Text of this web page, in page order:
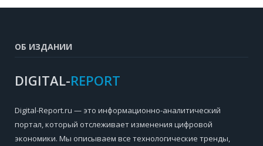
ОБ ИЗДАНИИ
DIGITAL-REPORT
Digital-Report.ru — это информационно-аналитический
портал, который отслеживает изменения цифровой
экономики. Мы описываем все технологические тренды,